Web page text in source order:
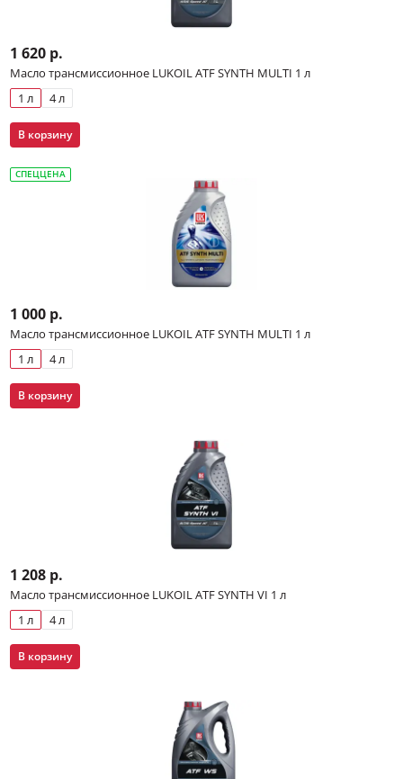
1 620 р.
Масло трансмиссионное LUKOIL ATF SYNTH MULTI 1 л
1 л
4 л
В корзину
СПЕЦЦЕНА
1 000 р.
Масло трансмиссионное LUKOIL ATF SYNTH MULTI 1 л
1 л
4 л
В корзину
1 208 р.
Масло трансмиссионное LUKOIL ATF SYNTH VI 1 л
1 л
4 л
В корзину